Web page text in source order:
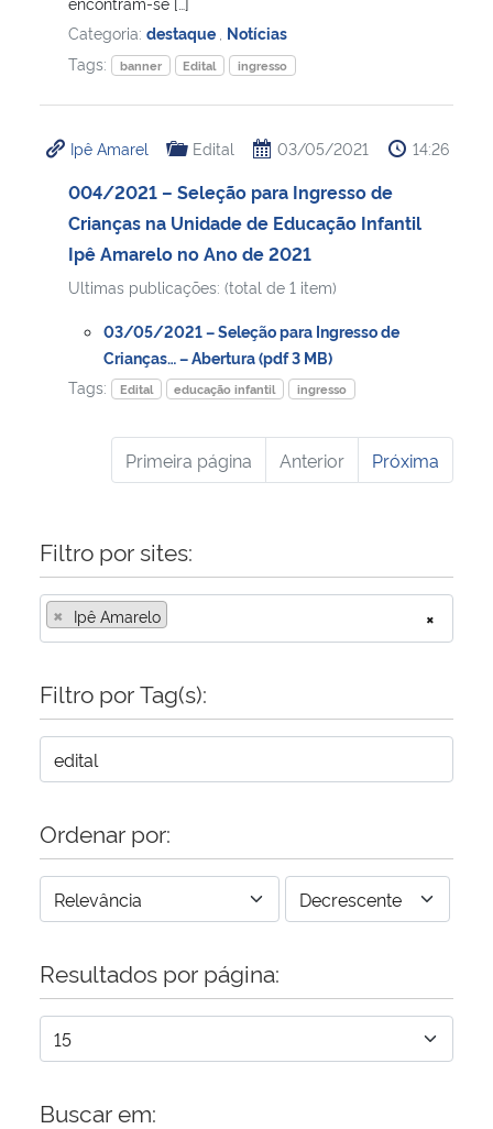
Categoria: destaque Notícias
Tags:
banner Edital ingresso
Ipê Amarel Edital 03/05/2021 14:26
004/2021 – Seleção para Ingresso de
Crianças na Unidade de Educação Infantil
Ipê Amarelo no Ano de 2021
Ultimas publicações: (total de 1 item)
03/05/2021 – Seleção para Ingresso de
Crianças… – Abertura (pdf 3 MB)
Tags:
Edital educação infantil ingresso
Primeira página Anterior Próxima
Filtro por sites:
×
× Ipê Amarelo
Filtro por Tag(s):
Ordenar por:
Resultados por página:
Buscar em: